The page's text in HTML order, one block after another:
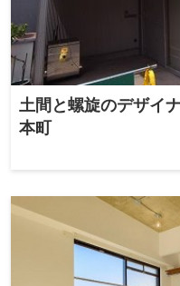
土間と螺旋のデザイ
本町